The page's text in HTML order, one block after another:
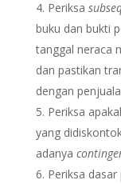
Periksa
buku dan bukti
tanggal neraca
dan pastikan
dengan
Periksa
yang
adanya
Periksa